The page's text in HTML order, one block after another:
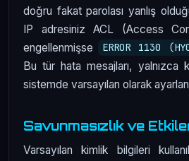
doğru fakat parolası yanlış
IP adresiniz ACL (Access
engellenmişse
ERROR 1130
Bu tür hata mesajları, yalnızca
sistemde varsayılan olarak
Savunmasızlık ve
Varsayılan kimlik bilgileri